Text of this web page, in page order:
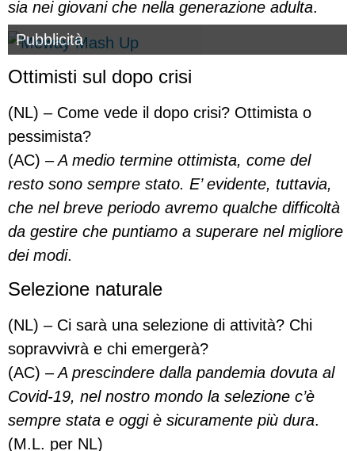
sia nei giovani che nella generazione adulta.
Pubblicità
Ottimisti sul dopo crisi
(NL) – Come vede il dopo crisi? Ottimista o
pessimista?
(AC) –A medio termine ottimista, come del
resto sono sempre stato. E’ evidente, tuttavia,
che nel breve periodo avremo qualche difficoltà
da gestire che puntiamo a superare nel migliore
dei modi.
Selezione naturale
(NL) – Ci sarà una selezione di attività? Chi
sopravvivrà e chi emergerà?
(AC) –A prescindere dalla pandemia dovuta al
Covid-19, nel nostro mondo la selezione c’è
sempre stata e oggi è sicuramente più dura.
(M.L. per NL)